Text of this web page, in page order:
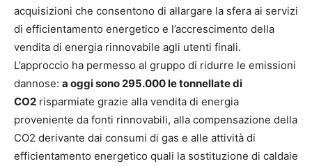
acquisizioni che consentono di allargare la sfera ai servizi
di efficientamento energetico e l’accrescimento della
vendita di energia rinnovabile agli utenti finali.
L’approccio ha permesso al gruppo di ridurre le emissioni
dannose: a oggi sono 295.000 le tonnellate di
CO2 risparmiate grazie alla vendita di energia
proveniente da fonti rinnovabili, alla compensazione della
CO2 derivante dai consumi di gas e alle attività di
efficientamento energetico quali la sostituzione di caldaie